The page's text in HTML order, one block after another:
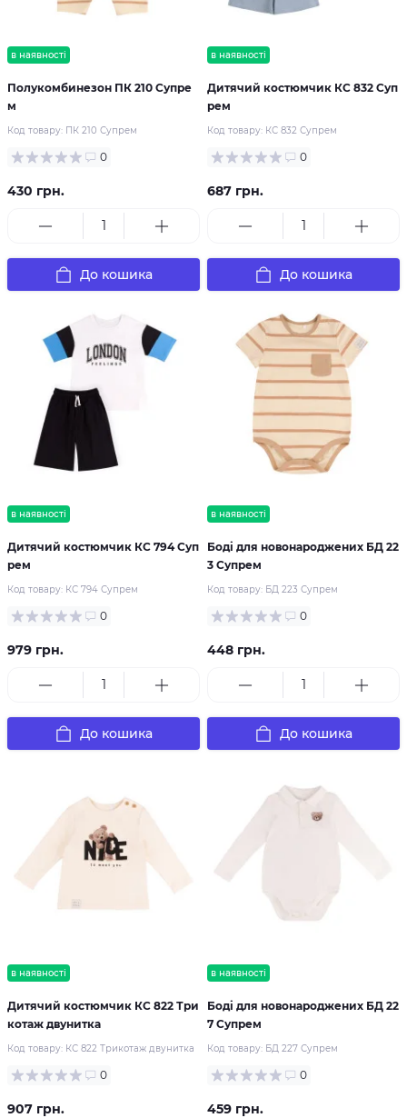
в наявності
Полукомбинезон ПК 210 Супре
м
Код товару: ПК 210 Супрем
0
430 грн.
До кошика
в наявності
Дитячий костюмчик КС 832 Суп
рем
Код товару: КС 832 Супрем
0
687 грн.
До кошика
в наявності
Дитячий костюмчик КС 794 Суп
рем
Код товару: КС 794 Супрем
0
979 грн.
До кошика
в наявності
Боді для новонароджених БД 22
3 Супрем
Код товару: БД 223 Супрем
0
448 грн.
До кошика
в наявності
Дитячий костюмчик КС 822 Три
котаж двунитка
Код товару: КС 822 Трикотаж двунитка
0
907 грн.
в наявності
Боді для новонароджених БД 22
7 Супрем
Код товару: БД 227 Супрем
0
459 грн.